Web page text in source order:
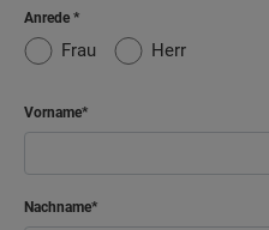
Anrede
Frau Herr
Vorname
Nachname